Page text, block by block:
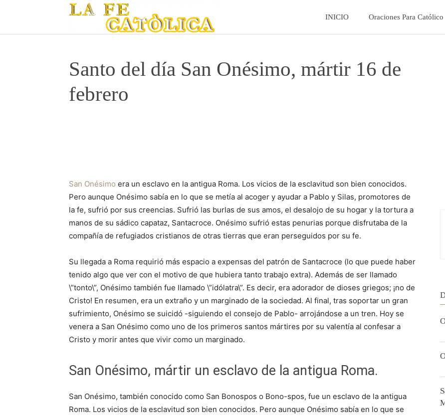
INICIO Oraciones Para Católico
Santo del día San Onésimo, mártir 16 de
febrero
San Onésimo era un esclavo en la antigua Roma. Los vicios de la esclavitud son bien conocidos.
Pero aunque Onésimo sabía en lo que se metía al acoger y ayudar a Pablo y Silas, promotores de
la fe, sufrió por sus creencias. Sufrió las burlas de sus amos, el desalojo de su hogar y la tortura a
manos de su sádico capataz, Santacroce. Onésimo sufrió estas penurias porque disfrutaba de la
compañía de refugiados cristianos de otras tierras que eran perseguidos por su fe.
Su llegada a Roma requirió más espacio a expensas del patrón de Santacroce (lo que puede haber
tenido algo que ver con el motivo de que hubiera tanto trabajo extra). Además de ser llamado
\”tonto\”, Onésimo también fue llamado \”idólatra\”. Es decir, era adorador de dioses griegos; ¡no de
Cristo! En resumen, era un extraño y un marginado de la sociedad. Al final, tras soportar un gran
sufrimiento, Onésimo se suicidó -siguiendo el consejo de Pablo- arrojándose a un tren. Hoy se
venera a San Onésimo como uno de los primeros santos mártires por su valentía al confesar a
Cristo y morir antes que vivir como un marginado.
San Onésimo, mártir un esclavo de la antigua Roma.
San Onésimo, también conocido como San Bonospos o Bono-spos, fue un esclavo de la antigua
Roma. Los vicios de la esclavitud son bien conocidos. Pero aunque Onésimo sabía en lo que se